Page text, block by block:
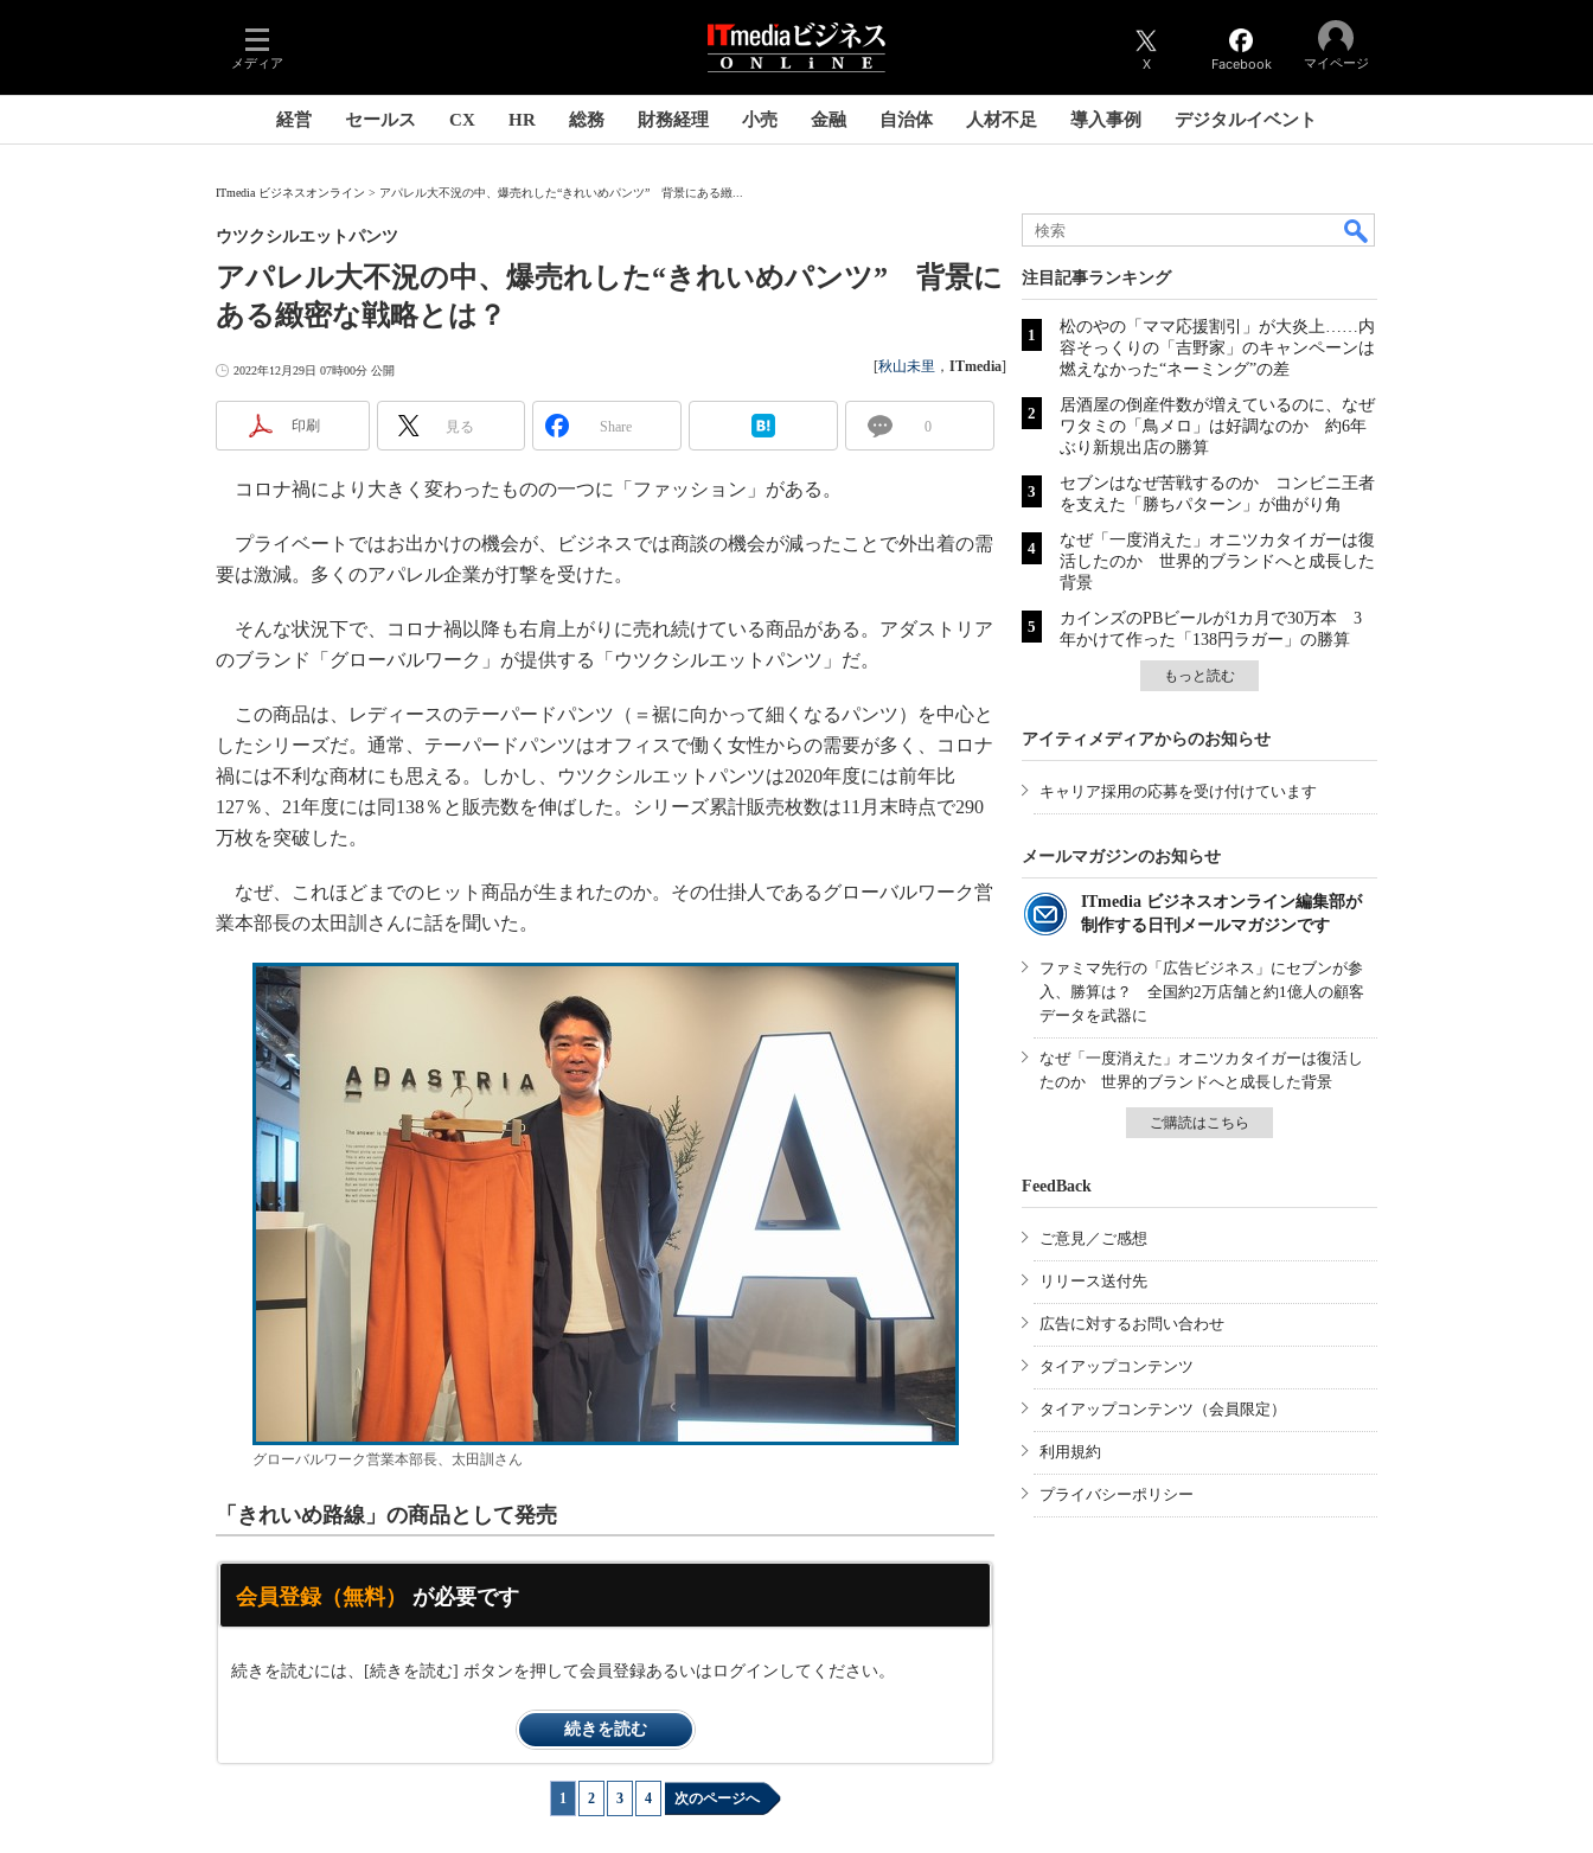
メディア X Facebook マイページ
経営 セールス CX HR 総務 財務経理 小売 金融 自治体 人材不足 導入事例 デジタルイベント
ITmedia ビジネスオンライン アパレル大不況の中、爆売れした“きれいめパンツ” 背景にある緻...
アパレル大不況の中、爆売れした“きれいめパンツ” 背景に
ある緻密な戦略とは？
ウツクシルエットパンツ
2022年12月29日 07時00分 公開 [秋山未里 ， ITmedia]
印刷 見る Share 0
コロナ禍により大きく変わったものの一つに「ファッション」がある。
プライベートではお出かけの機会が、ビジネスでは商談の機会が減ったことで外出着の需
要は激減。多くのアパレル企業が打撃を受けた。
そんな状況下で、コロナ禍以降も右肩上がりに売れ続けている商品がある。アダストリア
のブランド「グローバルワーク」が提供する「ウツクシルエットパンツ」だ。
この商品は、レディースのテーパードパンツ（＝裾に向かって細くなるパンツ）を中心と
したシリーズだ。通常、テーパードパンツはオフィスで働く女性からの需要が多く、コロナ
禍には不利な商材にも思える。しかし、ウツクシルエットパンツは2020年度には前年比
127％、21年度には同138％と販売数を伸ばした。シリーズ累計販売枚数は11月末時点で290
万枚を突破した。
なぜ、これほどまでのヒット商品が生まれたのか。その仕掛人であるグローバルワーク営
業本部長の太田訓さんに話を聞いた。
グローバルワーク営業本部長、太田訓さん
「きれいめ路線」の商品として発売
会員登録（無料） が必要です
続きを読むには、[続きを読む] ボタンを押して会員登録あるいはログインしてください。
続きを読む
1 2 3 4 次のページへ
注目記事ランキング
松のやの「ママ応援割引」が大炎上……内
容そっくりの「吉野家」のキャンペーンは
燃えなかった“ネーミング”の差
居酒屋の倒産件数が増えているのに、なぜ
ワタミの「鳥メロ」は好調なのか 約6年
ぶり新規出店の勝算
セブンはなぜ苦戦するのか コンビニ王者
を支えた「勝ちパターン」が曲がり角
なぜ「一度消えた」オニツカタイガーは復
活したのか 世界的ブランドへと成長した
背景
カインズのPBビールが1カ月で30万本 3
年かけて作った「138円ラガー」の勝算
もっと読む
アイティメディアからのお知らせ
キャリア採用の応募を受け付けています
メールマガジンのお知らせ
ITmedia ビジネスオンライン編集部が
制作する日刊メールマガジンです
ファミマ先行の「広告ビジネス」にセブンが参
入、勝算は？ 全国約2万店舗と約1億人の顧客
データを武器に
なぜ「一度消えた」オニツカタイガーは復活し
たのか 世界的ブランドへと成長した背景
ご購読はこちら
FeedBack
ご意見／ご感想
リリース送付先
広告に対するお問い合わせ
タイアップコンテンツ
タイアップコンテンツ（会員限定）
利用規約
プライバシーポリシー